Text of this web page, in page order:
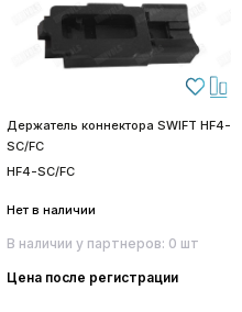
Держатель коннектора SWIFT HF4-
SC/FC
HF4-SC/FC
Нет в наличии
В наличии у партнеров: 0 шт
Цена после регистрации